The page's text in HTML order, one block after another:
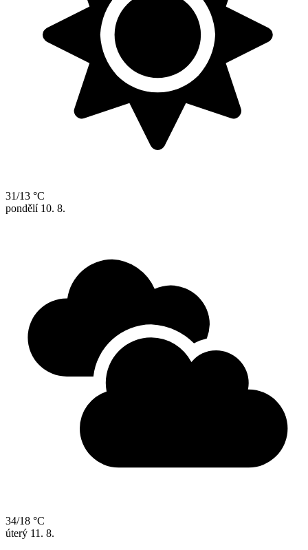
31/13 °C
pondělí 10. 8.
34/18 °C
úterý 11. 8.